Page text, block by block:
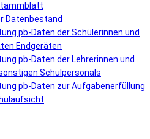
Datenbestand
pb-Daten der Schülerinnen und
Endgeräten
pb-Daten der Lehrerinnen und
Schulpersonals
pb-Daten zur Aufgabenerfüllung